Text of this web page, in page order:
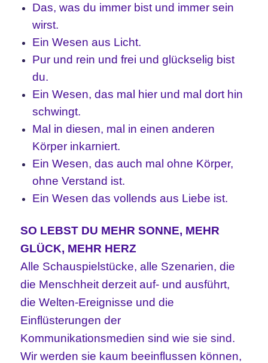
Das, was du immer bist und immer sein
wirst.
Ein Wesen aus Licht.
Pur und rein und frei und glückselig bist
du.
Ein Wesen, das mal hier und mal dort hin
schwingt.
Mal in diesen, mal in einen anderen
Körper inkarniert.
Ein Wesen, das auch mal ohne Körper,
ohne Verstand ist.
Ein Wesen das vollends aus Liebe ist.
SO LEBST DU MEHR SONNE, MEHR
GLÜCK, MEHR HERZ
Alle Schauspielstücke, alle Szenarien, die
die Menschheit derzeit auf- und ausführt,
die Welten-Ereignisse und die
Einflüsterungen der
Kommunikationsmedien sind wie sie sind.
Wir werden sie kaum beeinflussen können,